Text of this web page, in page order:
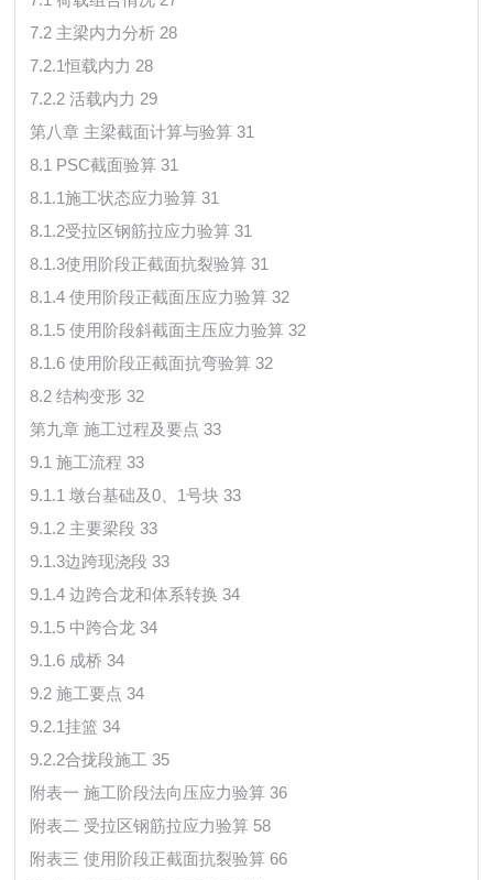
7.2 主梁内力分析 28
7.2.1恒载内力 28
7.2.2 活载内力 29
第八章 主梁截面计算与验算 31
8.1 PSC截面验算 31
8.1.1施工状态应力验算 31
8.1.2受拉区钢筋拉应力验算 31
8.1.3使用阶段正截面抗裂验算 31
8.1.4 使用阶段正截面压应力验算 32
8.1.5 使用阶段斜截面主压应力验算 32
8.1.6 使用阶段正截面抗弯验算 32
8.2 结构变形 32
第九章 施工过程及要点 33
9.1 施工流程 33
9.1.1 墩台基础及0、1号块 33
9.1.2 主要梁段 33
9.1.3边跨现浇段 33
9.1.4 边跨合龙和体系转换 34
9.1.5 中跨合龙 34
9.1.6 成桥 34
9.2 施工要点 34
9.2.1挂篮 34
9.2.2合拢段施工 35
附表一 施工阶段法向压应力验算 36
附表二 受拉区钢筋拉应力验算 58
附表三 使用阶段正截面抗裂验算 66